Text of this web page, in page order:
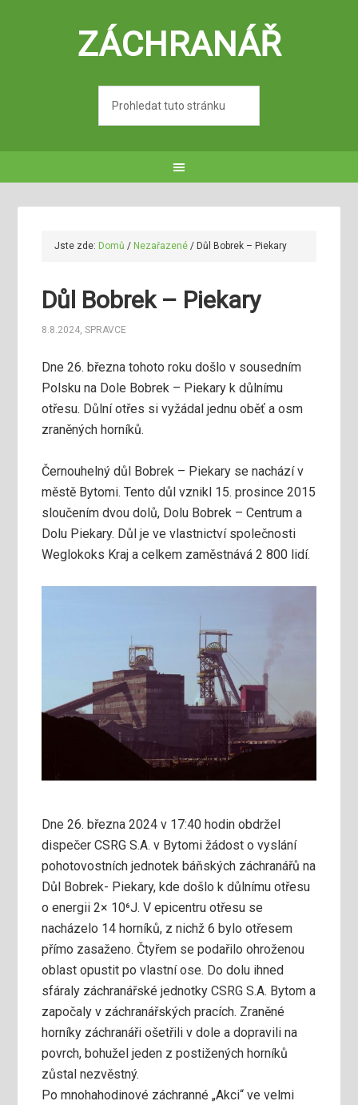
ZÁCHRANÁŘ
Jste zde: Domů / Nezařazené / Důl Bobrek – Piekary
Důl Bobrek – Piekary
8.8.2024,SPRAVCE
Dne 26. března tohoto roku došlo v sousedním
Polsku na Dole Bobrek – Piekary k důlnímu
otřesu. Důlní otřes si vyžádal jednu oběť a osm
zraněných horníků.
Černouhelný důl Bobrek – Piekary se nachází v
městě Bytomi. Tento důl vznikl 15. prosince 2015
sloučením dvou dolů, Dolu Bobrek – Centrum a
Dolu Piekary. Důl je ve vlastnictví společnosti
Weglokoks Kraj a celkem zaměstnává 2 800 lidí.
Dne 26. března 2024 v 17:40 hodin obdržel
dispečer CSRG S.A. v Bytomi žádost o vyslání
pohotovostních jednotek báňských záchranářů na
Důl Bobrek- Piekary, kde došlo k důlnímu otřesu
o energii 2× 10⁶J. V epicentru otřesu se
nacházelo 14 horníků, z nichž 6 bylo otřesem
přímo zasaženo. Čtyřem se podařilo ohroženou
oblast opustit po vlastní ose. Do dolu ihned
sfáraly záchranářské jednotky CSRG S.A. Bytom a
započaly v záchranářských pracích. Zraněné
horníky záchranáři ošetřili v dole a dopravili na
povrch, bohužel jeden z postižených horníků
zůstal nezvěstný.
Po mnohahodinové záchranné „Akci“ ve velmi